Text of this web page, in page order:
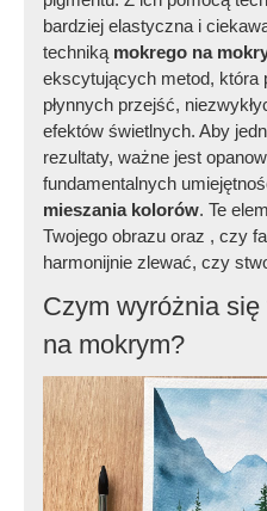
bardziej elastyczna i
techniką mokrego na
ekscytujących metod, która
płynnych przejść,
efektów świetlnych. Aby
rezultaty, ważne jest
fundamentalnych
mieszania kolorów. Te
Twojego obrazu oraz , czy
harmonijnie zlewać, czy
Czym wyróżnia
na mokrym?